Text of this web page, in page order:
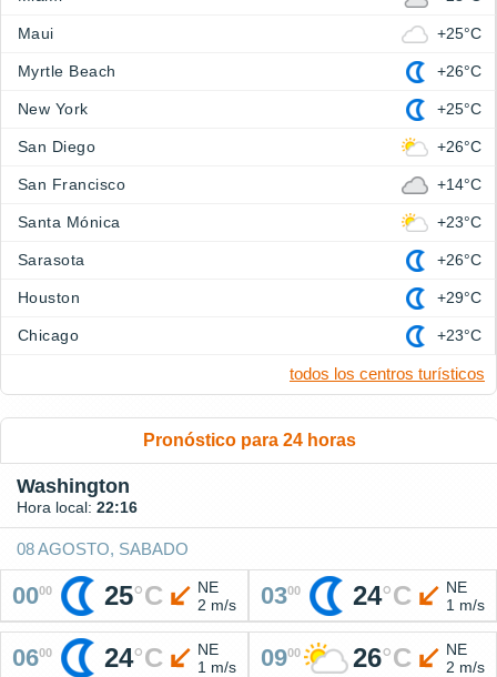
Maui +25°C
Myrtle Beach +26°C
New York +25°C
San Diego +26°C
San Francisco +14°C
Santa Mónica +23°C
Sarasota +26°C
Houston +29°C
Chicago +23°C
todos los centros turísticos
Pronóstico para 24 horas
Washington
Hora local: 22:16
08 AGOSTO, SABADO
0000 25°C
NE
2 m/s
0300 24°C
NE
1 m/s
0600 24°C
NE
1 m/s
0900 26°C
NE
2 m/s